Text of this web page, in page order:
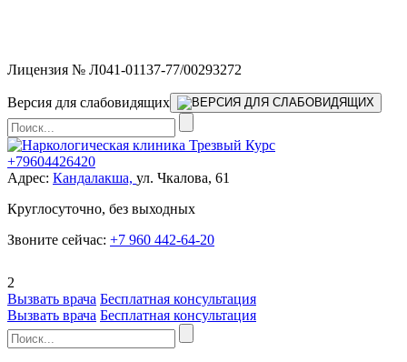
Лицензия № Л041-01137-77/00293272
Версия для слабовидящих
+79604426420
Адрес: Кандалакша, ул. Чкалова, 61
Круглосуточно, без выходных
Звоните сейчас: +7 960 442-64-20
2
Вызвать врача Бесплатная консультация
Вызвать врача Бесплатная консультация